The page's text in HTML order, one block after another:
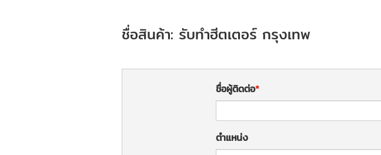
ชื่อสินค้า: รับทำฮีตเตอร์ กรุงเทพ
ชื่อผู้ติดต่อ
ตำแหน่ง